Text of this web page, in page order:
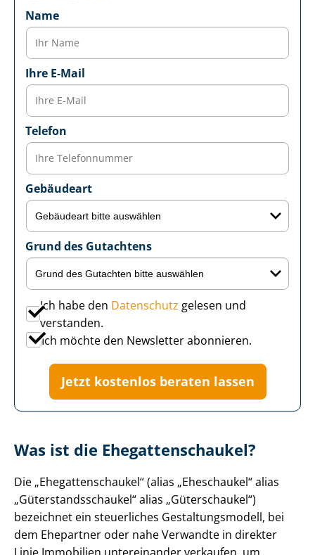
Name
Ihre E-Mail
Telefon
Gebäudeart
Grund des Gutachtens
Ich habe den Datenschutz gelesen und
verstanden.
Ich möchte den Newsletter abonnieren.
Jetzt kostenlos beraten lassen
Was ist die Ehe­gat­ten­schau­kel?
Die „Ehe­gat­ten­schau­kel“ (alias „Eheschaukel“ alias
„Gü­ter­stands­schau­kel“ alias „Güterschaukel“)
bezeichnet ein steuerliches Ge­stal­tungs­mo­dell, bei
dem Ehepartner oder nahe Verwandte in direkter